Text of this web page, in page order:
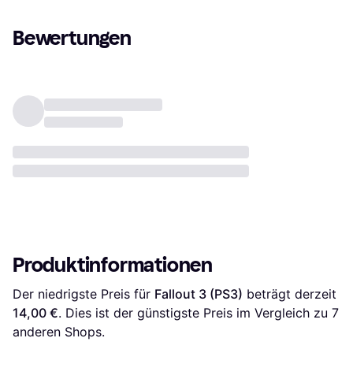
Bewertungen
Produktinformationen
Der niedrigste Preis für Fallout 3 (PS3)
14,00 €. Dies ist der günstigste Preis im Vergleich zu 7
anderen Shops.